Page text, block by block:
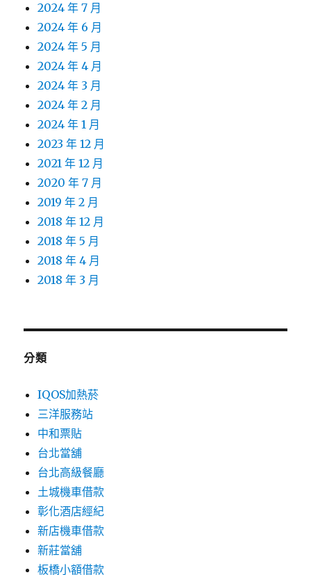
2024 年 7 月
2024 年 6 月
2024 年 5 月
2024 年 4 月
2024 年 3 月
2024 年 2 月
2024 年 1 月
2023 年 12 月
2021 年 12 月
2020 年 7 月
2019 年 2 月
2018 年 12 月
2018 年 5 月
2018 年 4 月
2018 年 3 月
分類
IQOS加熱菸
三洋服務站
中和票貼
台北當舖
台北高級餐廳
土城機車借款
彰化酒店經紀
新店機車借款
新莊當舖
板橋小額借款